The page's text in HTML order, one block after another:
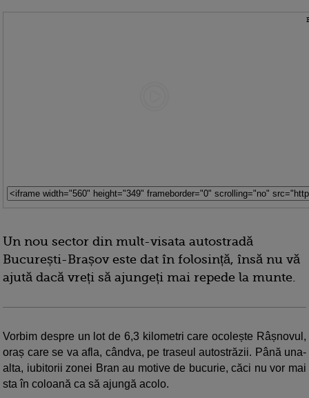
Un nou sector din mult-visata autostradă
București-Brașov este dat în folosință, însă nu vă
ajută dacă vreți să ajungeți mai repede la munte.
Vorbim despre un lot de 6,3 kilometri care ocolește Râșnovul,
oraș care se va afla, cândva, pe traseul autostrăzii. Până una-
alta, iubitorii zonei Bran au motive de bucurie, căci nu vor mai
sta în coloană ca să ajungă acolo.